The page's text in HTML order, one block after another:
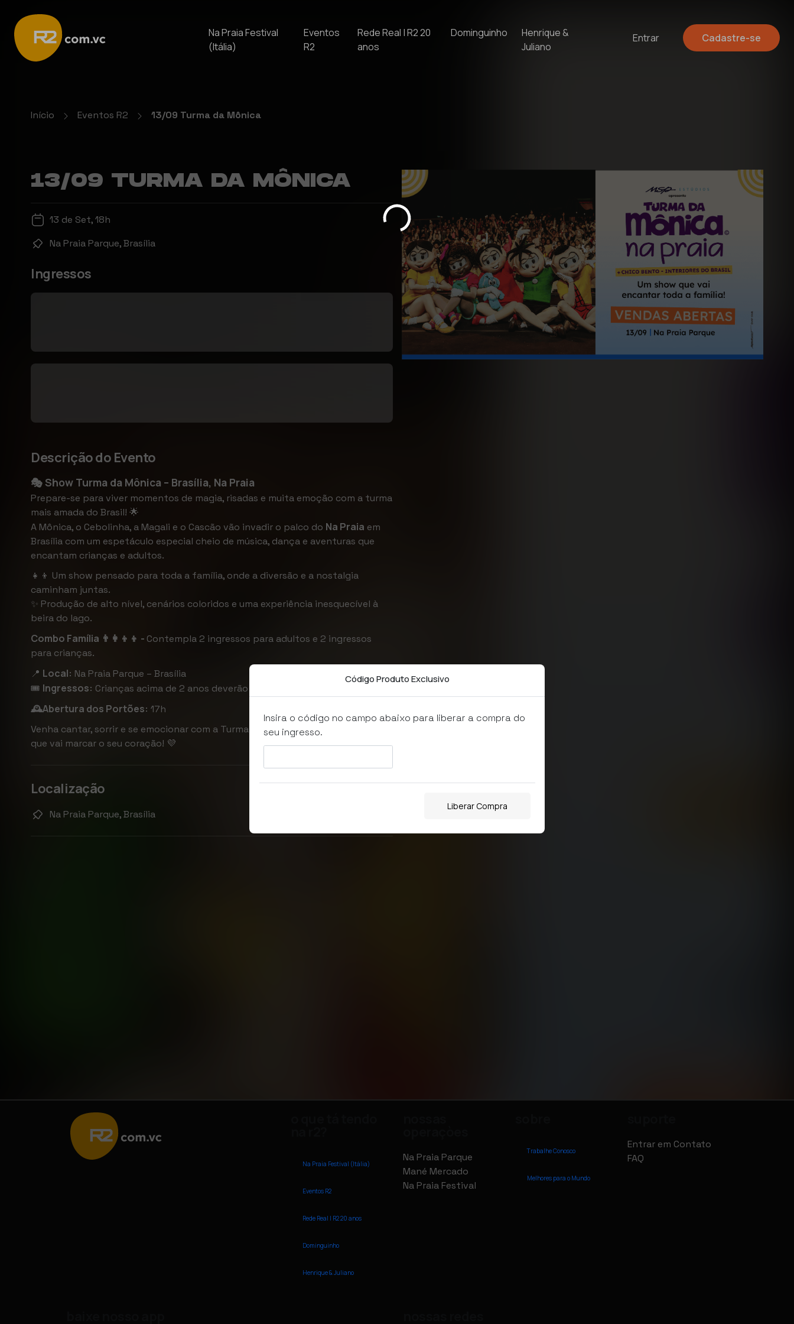
Na Praia Festival
(Itália)
Eventos
R2
Rede Real | R2 20
anos
Dominguinho
Henrique &
Juliano
Entrar Cadastre-se
Código Produto Exclusivo
Insira o código no campo abaixo para liberar a compra do
seu ingresso.
Liberar Compra
Início Eventos R2 13/09 Turma da Mônica
13/09 TURMA DA MÔNICA
13 de Set, 18h
Na Praia Parque, Brasília
Ingressos
Descrição do Evento
🎭 Show Turma da Mônica – Brasília, Na Praia
Prepare-se para viver momentos de magia, risadas e muita emoção com a turma
mais amada do Brasil! 🌟
A Mônica, o Cebolinha, a Magali e o Cascão vão invadir o palco do Na Praia em
Brasília com um espetáculo especial cheio de música, dança e aventuras que
encantam crianças e adultos.
👧👦 Um show pensado para toda a família, onde a diversão e a nostalgia
caminham juntas.
✨ Produção de alto nível, cenários coloridos e uma experiência inesquecível à
beira do lago.
Combo Família 👨‍👩‍👦‍👦 - Contempla 2 ingressos para adultos e 2 ingressos
para crianças.
📍 Local: Na Praia Parque – Brasília
🎟 Ingressos: Crianças acima de 2 anos deverão adquirir o ingresso.
🕰️Abertura dos Portões: 17h
Venha cantar, sorrir e se emocionar com a Turma da Mônica em um evento único
que vai marcar o seu coração! 💜
Localização
Na Praia Parque, Brasília
Na Praia Festival (Itália)
Eventos R2
Rede Real | R2 20 anos
Dominguinho
Henrique & Juliano
Na Praia Parque
Mané Mercado
Na Praia Festival
Trabalhe Conosco
Melhores para o Mundo
Entrar em Contato
FAQ